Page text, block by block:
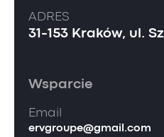
ADRES
31-153 Kraków, ul.
Wsparcie
Email
ervgroupe@gmail.com